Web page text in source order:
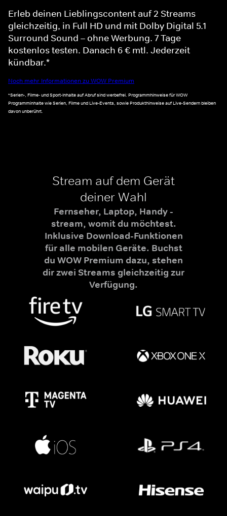
Erleb deinen Lieblingscontent auf 2 Streams
gleichzeitig, in Full HD und mit Dolby Digital 5.1
Surround Sound – ohne Werbung. 7 Tage
kostenlos testen. Danach 6 € mtl. Jederzeit
kündbar.*
Noch mehr Informationen zu WOW Premium
*Serien-, Filme- und Sport-Inhalte auf Abruf sind werbefrei. Programmhinweise für WOW
Programminhalte wie Serien, Filme und Live-Events, sowie Produkthinweise auf Live-Sendern bleiben
davon unberührt.
Stream auf dem Gerät
deiner Wahl
Fernseher, Laptop, Handy -
stream, womit du möchtest.
Inklusive Download-Funktionen
für alle mobilen Geräte. Buchst
du WOW Premium dazu, stehen
dir zwei Streams gleichzeitig zur
Verfügung.